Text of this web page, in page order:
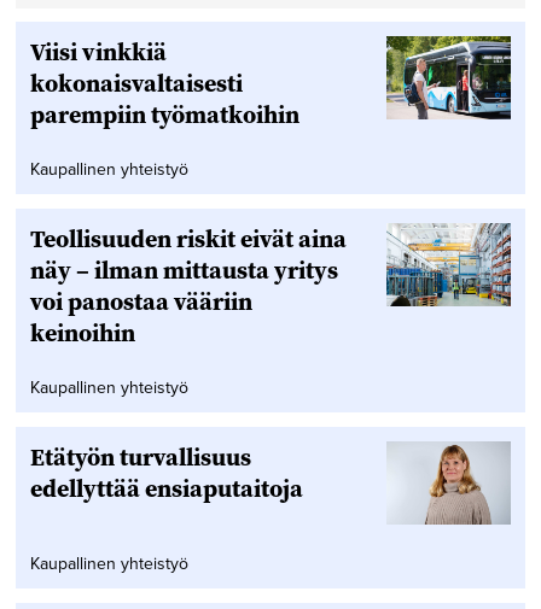
Viisi vinkkiä
kokonaisvaltaisesti
parempiin työmatkoihin
Kaupallinen yhteistyö
Teollisuuden riskit eivät aina
näy – ilman mittausta yritys
voi panostaa vääriin
keinoihin
Kaupallinen yhteistyö
Etätyön turvallisuus
edellyttää ensiaputaitoja
Kaupallinen yhteistyö